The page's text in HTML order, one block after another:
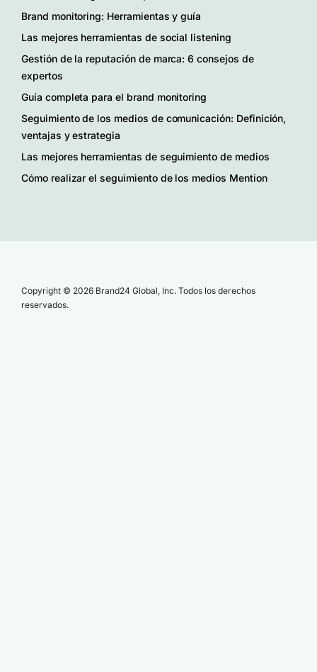
Brand monitoring: Herramientas y guía
Las mejores herramientas de social listening
Gestión de la reputación de marca: 6 consejos de
expertos
Guía completa para el brand monitoring
Seguimiento de los medios de comunicación: Definición,
ventajas y estrategia
Las mejores herramientas de seguimiento de medios
Cómo realizar el seguimiento de los medios Mention
Copyright © 2026 Brand24 Global, Inc. Todos los derechos
reservados.